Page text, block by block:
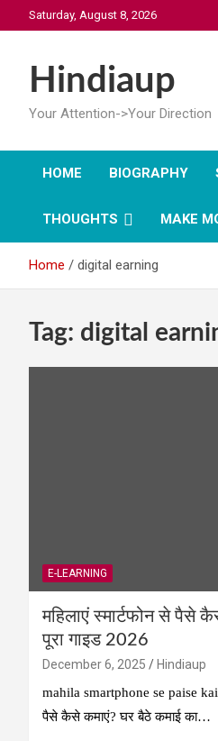
to
Saturday, August 8, 2026
Hindiaup
Your Attention->Your Direction
HOME BIOGRAPHY
THOUGHTS MAKE
Home digital earning
Tag: digital
E-LEARNING
महिलाएं स्मार्टफोन से पैसे
पूरा गाइड 2026
December 6, 2025
Hindiaup
mahila smartphone se paise
पैसे कैसे कमाएं? घर बैठे कमाई का…